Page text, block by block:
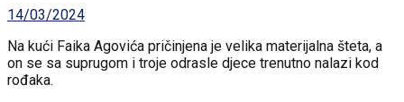
14/03/2024
Na kući Faika Agovića pričinjena je velika materijalna šteta, a
on se sa suprugom i troje odrasle djece trenutno nalazi kod
rođaka.